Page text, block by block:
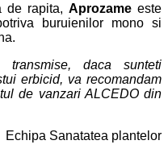
de rapita, Aprozame este
buruienilor mono si
, daca sunteti
erbicid, va recomandam
de vanzari ALCEDO din
Echipa Sanatatea plantelor